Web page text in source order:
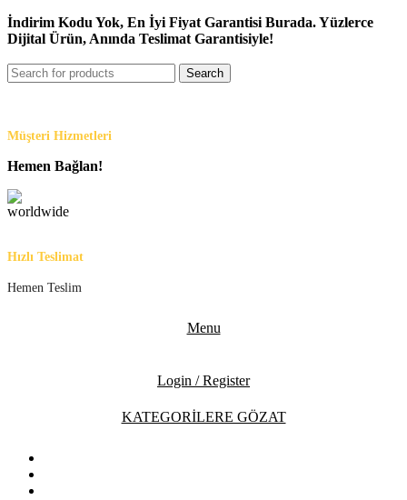
İndirim Kodu Yok, En İyi Fiyat Garantisi Burada. Yüzlerce
Dijital Ürün, Anında Teslimat Garantisiyle!
Search
Müşteri Hizmetleri
Hemen Bağlan!
Hızlı Teslimat
Hemen Teslim
Menu
Login / Register
KATEGORİLERE GÖZAT